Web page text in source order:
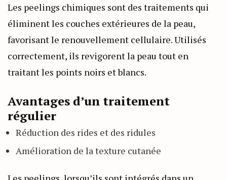
Les peelings chimiques sont des traitements qui
éliminent les couches extérieures de la peau,
favorisant le renouvellement cellulaire. Utilisés
correctement, ils revigorent la peau tout en
traitant les points noirs et blancs.
Avantages d’un traitement
régulier
Réduction des rides et des ridules
Amélioration de la texture cutanée